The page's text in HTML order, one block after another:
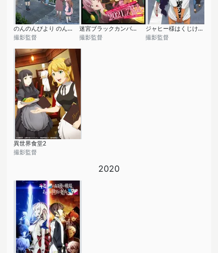
のんのんびより のんすとっぷ
撮影監督
迷宮ブラックカンパニー
撮影監督
ジャヒー様はくじけない！
撮影監督
異世界食堂2
撮影監督
2020